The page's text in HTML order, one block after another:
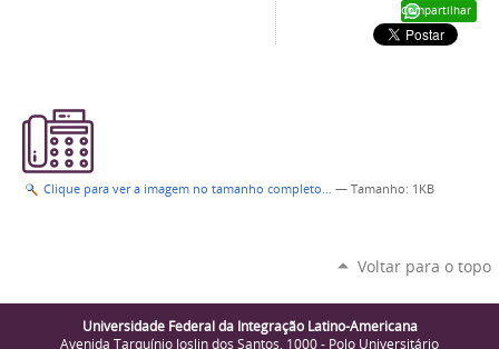
Compartilhar
Clique para ver a imagem no tamanho completo… — Tamanho: 1KB
Voltar para o topo
Universidade Federal da Integração Latino-Americana
Avenida Tarquínio Joslin dos Santos, 1000 - Polo Universitário